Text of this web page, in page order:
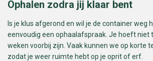
Ophalen zodra jij klaar bent
Is je klus afgerond en wil je de container weg
eenvoudig een ophaalafspraak. Je hoeft niet
weken voorbij zijn. Vaak kunnen we op korte
zodat je weer ruimte hebt op je oprit of erf.